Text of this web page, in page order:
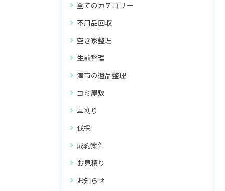
全てのカテゴリー
不用品回収
空き家整理
生前整理
津市の遺品整理
ゴミ屋敷
草刈り
伐採
成約案件
お見積り
お知らせ